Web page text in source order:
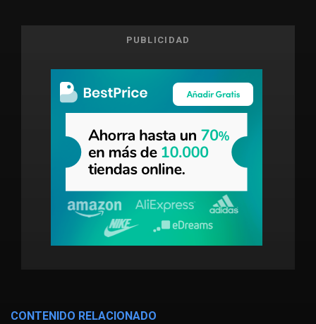
PUBLICIDAD
CONTENIDO RELACIONADO